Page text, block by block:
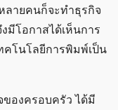
ายคนก็จะทำธุรกิจ
โอกาสได้เห็นการ
โนโลยีการพิมพ์เป็น
องครอบครัว ได้มี